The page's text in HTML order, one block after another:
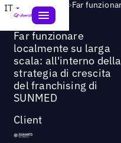
IT Success Story >
Far funzionare
localmente su larga
scala: all'interno della
strategia di crescita
del franchising di
SUNMED
Client